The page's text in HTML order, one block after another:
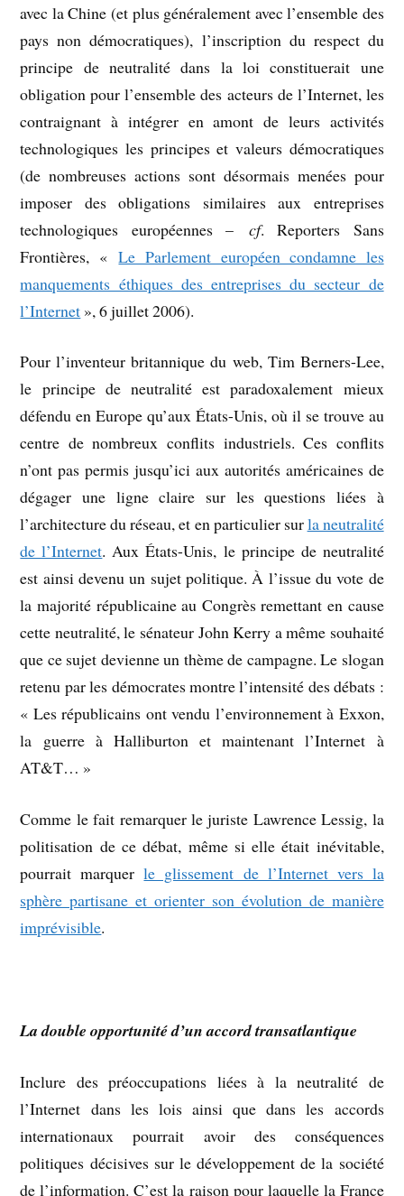
avec la Chine (et plus généralement avec l’ensemble des
pays non démocratiques), l’inscription du respect du
principe de neutralité dans la loi constituerait une
obligation pour l’ensemble des acteurs de l’Internet, les
contraignant à intégrer en amont de leurs activités
technologiques les principes et valeurs démocratiques
(de nombreuses actions sont désormais menées pour
imposer des obligations similaires aux entreprises
technologiques européennes – cf. Reporters Sans
Frontières, «Le Parlement européen condamne les
manquements éthiques des entreprises du secteur de
l’Internet », 6 juillet 2006).
Pour l’inventeur britannique du web, Tim Berners-Lee,
le principe de neutralité est paradoxalement mieux
défendu en Europe qu’aux États-Unis, où il se trouve au
centre de nombreux conflits industriels. Ces conflits
n’ont pas permis jusqu’ici aux autorités américaines de
dégager une ligne claire sur les questions liées à
l’architecture du réseau, et en particulier surla neutralité
de l’Internet. Aux États-Unis, le principe de neutralité
est ainsi devenu un sujet politique. À l’issue du vote de
la majorité républicaine au Congrès remettant en cause
cette neutralité, le sénateur John Kerry a même souhaité
que ce sujet devienne un thème de campagne. Le slogan
retenu par les démocrates montre l’intensité des débats :
« Les républicains ont vendu l’environnement à Exxon,
la guerre à Halliburton et maintenant l’Internet à
AT&T… »
Comme le fait remarquer le juriste Lawrence Lessig, la
politisation de ce débat, même si elle était inévitable,
pourrait marquerle glissement de l’Internet vers la
sphère partisane et orienter son évolution de manière
imprévisible.
La double opportunité d’un accord transatlantique
Inclure des préoccupations liées à la neutralité de
l’Internet dans les lois ainsi que dans les accords
internationaux pourrait avoir des conséquences
politiques décisives sur le développement de la société
de l’information. C’est la raison pour laquelle la France